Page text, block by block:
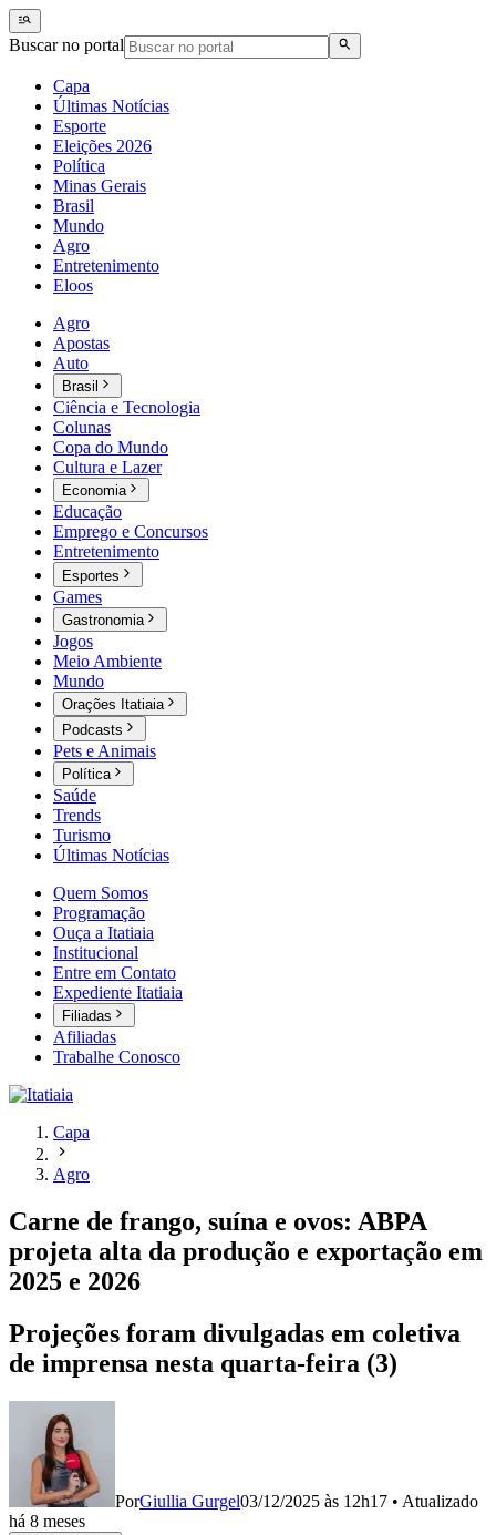
Buscar no portal
Capa
Últimas Notícias
Esporte
Eleições 2026
Política
Minas Gerais
Brasil
Mundo
Agro
Entretenimento
Eloos
Agro
Apostas
Auto
Brasil
Ciência e Tecnologia
Colunas
Copa do Mundo
Cultura e Lazer
Economia
Educação
Emprego e Concursos
Entretenimento
Esportes
Games
Gastronomia
Jogos
Meio Ambiente
Mundo
Orações Itatiaia
Podcasts
Pets e Animais
Política
Saúde
Trends
Turismo
Últimas Notícias
Quem Somos
Programação
Ouça a Itatiaia
Institucional
Entre em Contato
Expediente Itatiaia
Filiadas
Afiliadas
Trabalhe Conosco
Capa
Agro
Carne de frango, suína e ovos: ABPA
projeta alta da produção e exportação em
2025 e 2026
Projeções foram divulgadas em coletiva
de imprensa nesta quarta-feira (3)
PorGiullia Gurgel03/12/2025 às 12h17 • Atualizado
há 8 meses